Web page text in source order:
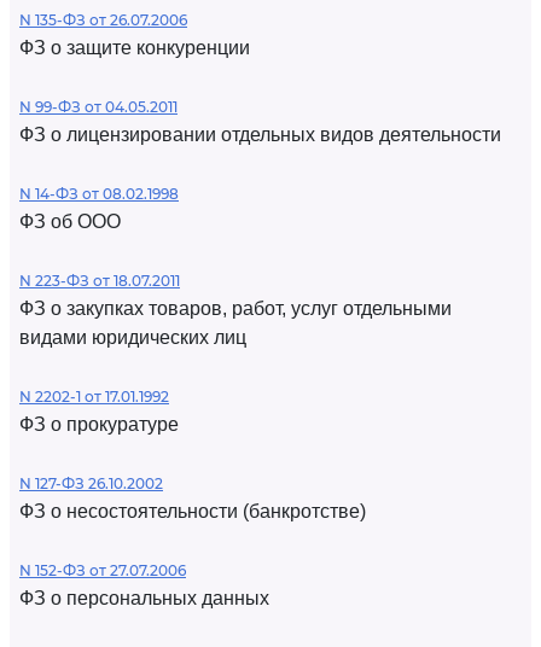
N 135-ФЗ от 26.07.2006
ФЗ о защите конкуренции
N 99-ФЗ от 04.05.2011
ФЗ о лицензировании отдельных видов деятельности
N 14-ФЗ от 08.02.1998
ФЗ об ООО
N 223-ФЗ от 18.07.2011
ФЗ о закупках товаров, работ, услуг отдельными
видами юридических лиц
N 2202-1 от 17.01.1992
ФЗ о прокуратуре
N 127-ФЗ 26.10.2002
ФЗ о несостоятельности (банкротстве)
N 152-ФЗ от 27.07.2006
ФЗ о персональных данных